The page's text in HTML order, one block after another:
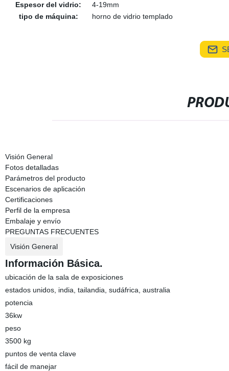
Espesor del vidrio:
4-19mm
tipo de máquina:
horno de vidrio templado
Visión General
Fotos detalladas
Parámetros del producto
Escenarios de aplicación
Certificaciones
Perfil de la empresa
Embalaje y envío
PREGUNTAS FRECUENTES
Visión General
Información Básica.
ubicación de la sala de exposiciones
estados unidos, india, tailandia, sudáfrica, australia
potencia
36kw
peso
3500 kg
puntos de venta clave
fácil de manejar